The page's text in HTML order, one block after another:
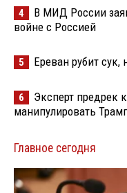
4
В МИД России
войне с Россией
5 Ереван рубит сук,
6
Эксперт предрек
манипулировать
Главное сегодня